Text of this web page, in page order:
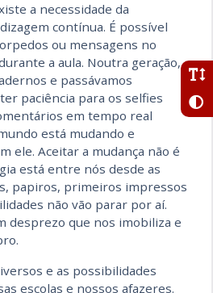
a necessidade da
contínua. É possível
ou mensagens no
a aula. Noutra geração,
e passávamos
paciência para os selfies
em tempo real
está mudando e
ele. Aceitar a mudança não é
está entre nós desde as
papiros, primeiros impressos
não vão parar por aí.
desprezo que nos imobiliza e
e as possibilidades
escolas e nossos afazeres.